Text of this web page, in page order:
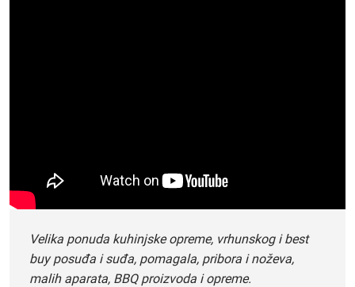
Velika ponuda kuhinjske opreme, vrhunskog i best
buy posuđa i suđa, pomagala, pribora i noževa,
malih aparata, BBQ proizvoda i opreme.